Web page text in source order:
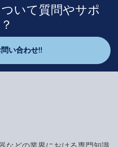
いて質問やサポ
い合わせ!!